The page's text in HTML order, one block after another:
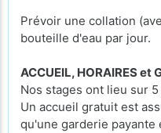
Prévoir une collation
bouteille d'eau par jour.
ACCUEIL, HORAIRES et
Nos stages ont lieu sur
Un accueil gratuit est
qu'une garderie payante